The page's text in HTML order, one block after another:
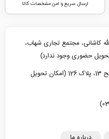
ارسال سریع و امن مشخصات کالا
کاشانی، مجتمع تجاری شهاب،
تهران،بلوار فتح, انتهای فتح 13، پلاک 126 (امکان تحویل